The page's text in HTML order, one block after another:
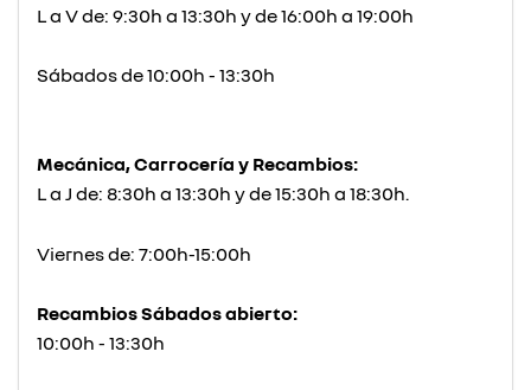
L a V de: 9:30h a 13:30h y de 16:00h a 19:00h
Sábados de 10:00h - 13:30h
Mecánica, Carrocería y Recambios:
L a J de: 8:30h a 13:30h y de 15:30h a 18:30h.
Viernes de: 7:00h-15:00h
Recambios Sábados abierto:
10:00h - 13:30h